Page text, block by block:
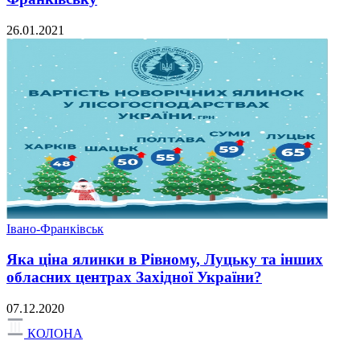
26.01.2021
Івано-Франківськ
Яка ціна ялинки в Рівному, Луцьку та інших
обласних центрах Західної України?
07.12.2020
КОЛОНА